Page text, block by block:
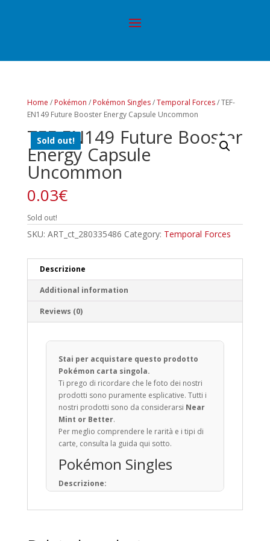
Home / Pokémon / Pokémon Singles/Temporal Forces/ TEF-
EN149 Future Booster Energy Capsule Uncommon
Sold out!
TEF-EN149 Future Booster
Energy Capsule
Uncommon
0.03€
Sold out!
SKU: ART_ct_280335486 Category: Temporal Forces
Descrizione
Additional information
Reviews (0)
Stai per acquistare questo prodotto
Pokémon carta singola.
Ti prego di ricordare che le foto dei nostri
prodotti sono puramente esplicative. Tutti i
nostri prodotti sono da considerarsi Near
Mint or Better.
Per meglio comprendere le rarità e i tipi di
carte, consulta la guida qui sotto.
Pokémon Singles
Descrizione:
giapponese: ポケモンカードゲーム) è un